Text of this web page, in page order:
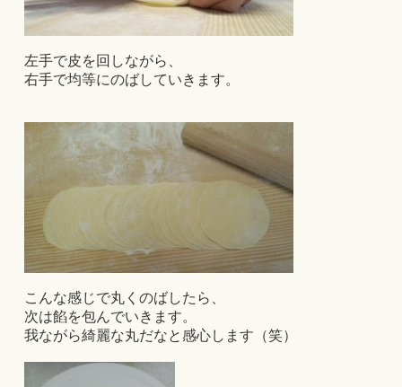
左手で皮を回しながら、
右手で均等にのばしていきます。
こんな感じで丸くのばしたら、
次は餡を包んでいきます。
我ながら綺麗な丸だなと感心します（笑）